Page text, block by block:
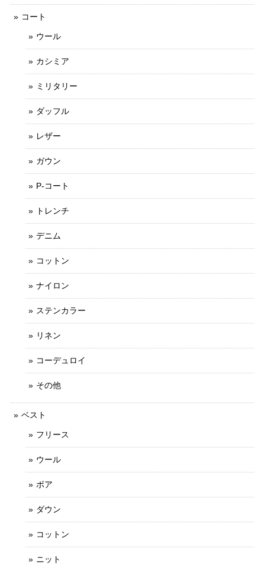
コート
ウール
カシミア
ミリタリー
ダッフル
レザー
ガウン
P-コート
トレンチ
デニム
コットン
ナイロン
ステンカラー
リネン
コーデュロイ
その他
ベスト
フリース
ウール
ボア
ダウン
コットン
ニット